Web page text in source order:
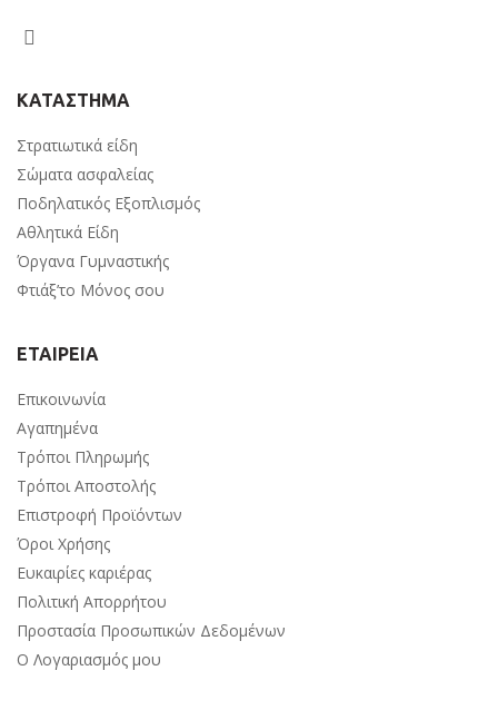
ΚΑΤΑΣΤΗΜΑ
Στρατιωτικά είδη
Σώματα ασφαλείας
Ποδηλατικός Εξοπλισμός
Αθλητικά Είδη
Όργανα Γυμναστικής
Φτιάξ’το Μόνος σου
ΕΤΑΙΡΕΙΑ
Επικοινωνία
Αγαπημένα
Τρόποι Πληρωμής
Τρόποι Αποστολής
Επιστροφή Προϊόντων
Όροι Χρήσης
Ευκαιρίες καριέρας
Πολιτική Απορρήτου
Προστασία Προσωπικών Δεδομένων
Ο Λογαριασμός μου